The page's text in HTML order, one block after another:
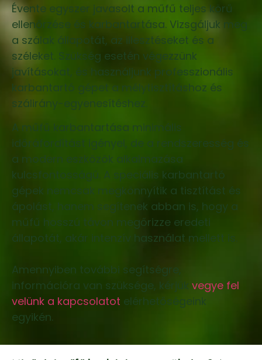
Évente egyszer javasolt a műfű teljes körű
ellenőrzése és karbantartása. Vizsgáljuk meg
a szálak állapotát, az illesztéseket és a
széleket. Szükség esetén végezzünk
javításokat, és használjunk professzionális
karbantartó gépet a mélytisztításhoz és
szálirány-egyenesítéshez.
A műfű karbantartása minimális
időráfordítást igényel, de a rendszeresség és
a modern eszközök alkalmazása
kulcsfontosságú. A speciális karbantartó
gépek nemcsak megkönnyítik a tisztítást és
ápolást, hanem segítenek abban is, hogy a
műfű hosszú távon megőrizze eredeti
állapotát, akár intenzív használat mellett is.
Amennyiben további segítségre,
információra van szüksége, kérjük vegye fel
velünk a kapcsolatot elérhetőségeink
egyikén.